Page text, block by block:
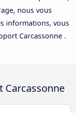
nous vous
informations, vous
Carcassonne .
Carcassonne